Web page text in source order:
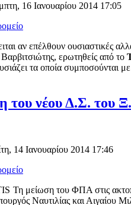
16 Ιανουαρίου 2014 17:05
αν επέλθουν ουσιαστικές
ερωτηθείς από το
τα οποία συμποσούνται
του νέου Δ.Σ. του
14 Ιανουαρίου 2014 17:46
Τη μείωση του ΦΠΑ στις
Ναυτιλίας και Αιγαίου